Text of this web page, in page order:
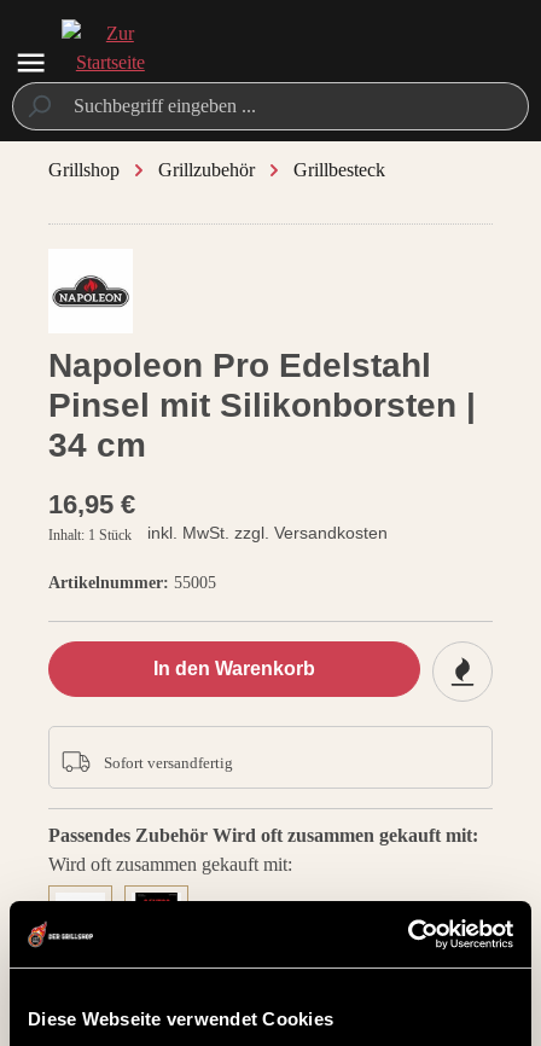
Diese Webseite verwendet Cookies
springen
Grillshop Grillzubehör
Grillbesteck
Napoleon Pro Edelstahl
Pinsel mit Silikonborsten |
34 cm
16,95 €
Inhalt: 1 Stück inkl. MwSt. zzgl. Versandkosten
Artikelnummer: 55005
In den Warenkorb
Sofort versandfertig
Passendes Zubehör Wird oft zusammen gekauft mit:
Wird oft zusammen gekauft mit:
LEX485 | P500 | PRO500